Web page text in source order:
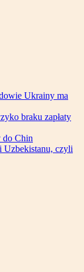
Ukrainy ma
braku zapłaty
do Chin
Uzbekistanu, czyli